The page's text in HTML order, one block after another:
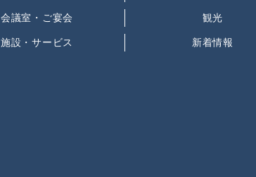
会議室・ご宴会
施設・サービス
観光
新着情報